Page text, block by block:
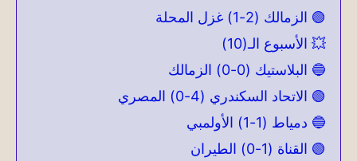
🟢 الزمالك (2-1) غزل المحلة
💥 الأسبوع الـ(10)
🔵 البلاستيك (0-0) الزمالك
🟢 الاتحاد السكندري (4-0) المصري
🔵 دمياط (1-1) الأولمبي
🟢 القناة (1-0) الطيران